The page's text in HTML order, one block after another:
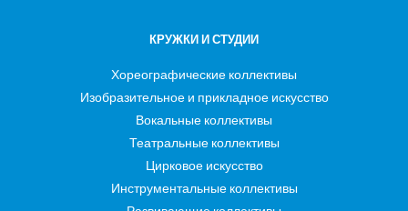
КРУЖКИ И СТУДИИ
Хореографические коллективы
Изобразительное и прикладное искусство
Вокальные коллективы
Театральные коллективы
Цирковое искусство
Инструментальные коллективы